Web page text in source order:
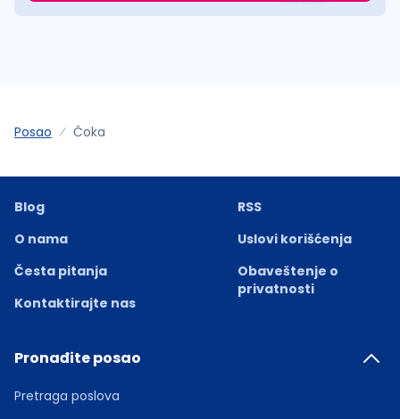
Posao Čoka
Blog
O nama
Česta pitanja
Kontaktirajte nas
RSS
Uslovi korišćenja
Obaveštenje o
privatnosti
Pronađite posao
Pretraga poslova